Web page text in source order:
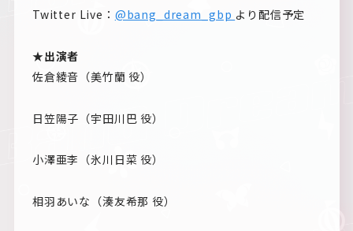
Twitter Live： @bang_dream_gbp より配信予定
★出演者
佐倉綾音（美竹蘭 役）
日笠陽子（宇田川巴 役）
小澤亜李（氷川日菜 役）
相羽あいな（湊友希那 役）